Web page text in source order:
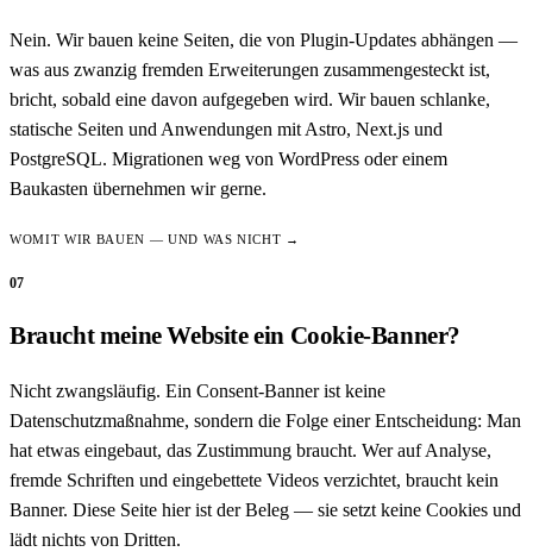
Nein. Wir bauen keine Seiten, die von Plugin-Updates abhängen —
was aus zwanzig fremden Erweiterungen zusammengesteckt ist,
bricht, sobald eine davon aufgegeben wird. Wir bauen schlanke,
statische Seiten und Anwendungen mit Astro, Next.js und
PostgreSQL. Migrationen weg von WordPress oder einem
Baukasten übernehmen wir gerne.
WOMIT WIR BAUEN — UND WAS NICHT →
07
Braucht meine Website ein Cookie-Banner?
Nicht zwangsläufig. Ein Consent-Banner ist keine
Datenschutzmaßnahme, sondern die Folge einer Entscheidung: Man
hat etwas eingebaut, das Zustimmung braucht. Wer auf Analyse,
fremde Schriften und eingebettete Videos verzichtet, braucht kein
Banner. Diese Seite hier ist der Beleg — sie setzt keine Cookies und
lädt nichts von Dritten.